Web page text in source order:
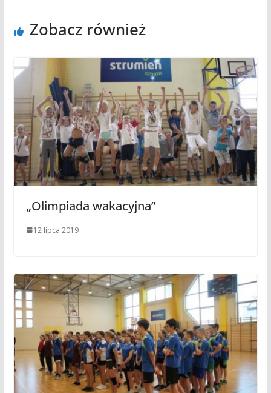
Zobacz również
„Olimpiada wakacyjna”
12 lipca 2019